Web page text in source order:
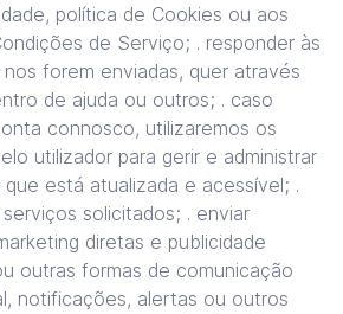
política de Cookies ou aos
de Serviço; . responder às
forem enviadas, quer através
de ajuda ou outros; . caso
connosco, utilizaremos os
utilizador para gerir e administrar
que está atualizada e acessível; .
solicitados; . enviar
diretas e publicidade
outras formas de comunicação
notificações, alertas ou outros